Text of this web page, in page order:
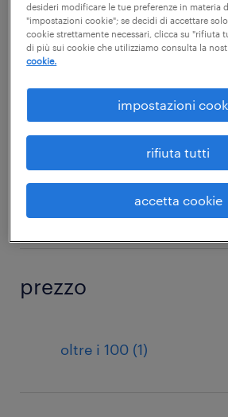
sicurezza
sotto categoria
Corsi di formazione di
sostenibilità
prezzo
oltre i 100 (1)
desideri modificare le tue preferenze in materia
"impostazioni cookie"; se decidi di accettare
cookie strettamente necessari, clicca su "rifiuta
di più sui cookie che utilizziamo consulta la
cookie.
impostazioni
rifiuta tutti
accetta cookie